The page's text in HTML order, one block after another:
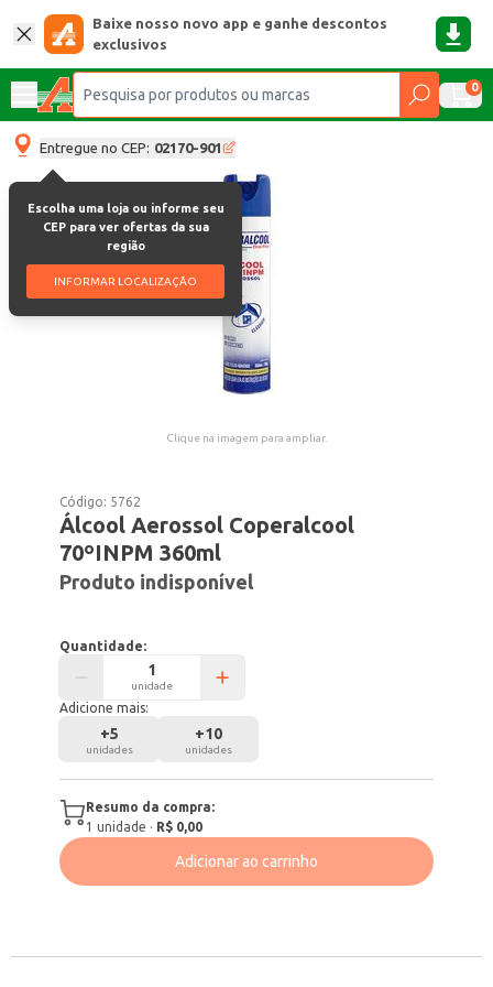
Baixe nosso novo app e ganhe descontos
exclusivos
0
Entregue no CEP: 02170-901
Escolha uma loja ou informe seu
CEP para ver ofertas da sua
região
INFORMAR LOCALIZAÇÃO
Clique na imagem para ampliar.
Código: 5762
Álcool Aerossol Coperalcool
70ºINPM 360ml
Produto indisponível
Quantidade:
unidade
Adicione mais:
+5
unidades
+10
unidades
Resumo da compra:
1 unidade · R$ 0,00
Adicionar ao carrinho